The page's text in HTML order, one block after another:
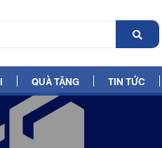
QUÀ TẶNG TIN TỨC